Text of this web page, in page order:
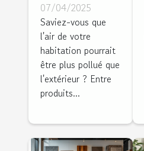
faciles
d'entretien
pour
purifier l'air
de votre
maison
07/04/2025
Saviez-vous que
l'air de votre
habitation pourrait
être plus pollué que
l'extérieur ? Entre
produits...